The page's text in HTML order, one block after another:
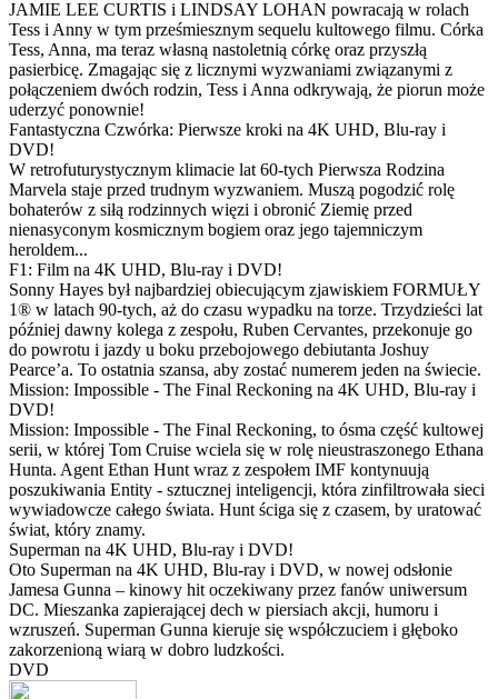
JAMIE LEE CURTIS i LINDSAY LOHAN powracają w rolach
Tess i Anny w tym prześmiesznym sequelu kultowego filmu. Córka
Tess, Anna, ma teraz własną nastoletnią córkę oraz przyszłą
pasierbicę. Zmagając się z licznymi wyzwaniami związanymi z
połączeniem dwóch rodzin, Tess i Anna odkrywają, że piorun może
uderzyć ponownie!
Fantastyczna Czwórka: Pierwsze kroki na 4K UHD, Blu-ray i
DVD!
W retrofuturystycznym klimacie lat 60-tych Pierwsza Rodzina
Marvela staje przed trudnym wyzwaniem. Muszą pogodzić rolę
bohaterów z siłą rodzinnych więzi i obronić Ziemię przed
nienasyconym kosmicznym bogiem oraz jego tajemniczym
heroldem...
F1: Film na 4K UHD, Blu-ray i DVD!
Sonny Hayes był najbardziej obiecującym zjawiskiem FORMUŁY
1® w latach 90-tych, aż do czasu wypadku na torze. Trzydzieści lat
później dawny kolega z zespołu, Ruben Cervantes, przekonuje go
do powrotu i jazdy u boku przebojowego debiutanta Joshuy
Pearce’a. To ostatnia szansa, aby zostać numerem jeden na świecie.
Mission: Impossible - The Final Reckoning na 4K UHD, Blu-ray i
DVD!
Mission: Impossible - The Final Reckoning, to ósma część kultowej
serii, w której Tom Cruise wciela się w rolę nieustraszonego Ethana
Hunta. Agent Ethan Hunt wraz z zespołem IMF kontynuują
poszukiwania Entity - sztucznej inteligencji, która zinfiltrowała sieci
wywiadowcze całego świata. Hunt ściga się z czasem, by uratować
świat, który znamy.
Superman na 4K UHD, Blu-ray i DVD!
Oto Superman na 4K UHD, Blu-ray i DVD, w nowej odsłonie
Jamesa Gunna – kinowy hit oczekiwany przez fanów uniwersum
DC. Mieszanka zapierającej dech w piersiach akcji, humoru i
wzruszeń. Superman Gunna kieruje się współczuciem i głęboko
zakorzenioną wiarą w dobro ludzkości.
DVD